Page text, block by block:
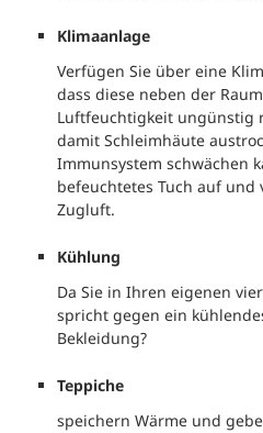
Klimaanlage
Verfügen Sie über eine
dass diese neben der
Luftfeuchtigkeit ungünstig
damit Schleimhäute
Immunsystem schwächen
befeuchtetes Tuch auf und
Zugluft.
Kühlung
Da Sie in Ihren eigenen
spricht gegen ein
Bekleidung?
Teppiche
speichern Wärme und